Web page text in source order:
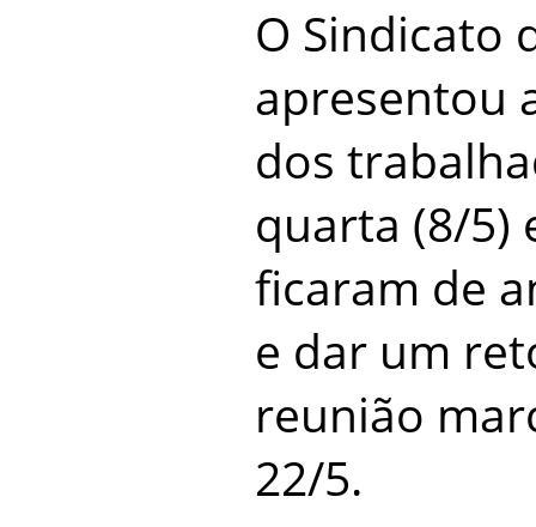
O Sindicato
apresentou
dos
quarta (8/5)
ficaram de
e dar um
reunião
22/5.